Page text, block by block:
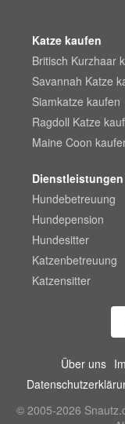
Katze kaufen
Britisch Kurzhaar
Savannah Katze
Siamkatze kaufen
Ragdoll Katze
Maine Coon
Dienstleistungen
Hundebetreuung
Hundepension
Hundesitter
Katzenbetreuung
Katzensitter
Über uns
© 2005-2026